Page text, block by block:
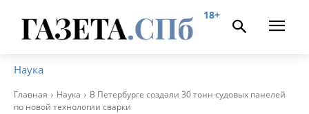
18+
Наука
Главная Наука
В Петербурге создали 30 тонн судовых панелей
по новой технологии сварки